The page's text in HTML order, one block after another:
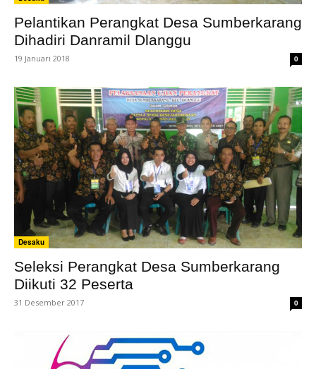
Pelantikan Perangkat Desa Sumberkarang
Dihadiri Danramil Dlanggu
19 Januari 2018 0
Desaku
Seleksi Perangkat Desa Sumberkarang
Diikuti 32 Peserta
31 Desember 2017 0